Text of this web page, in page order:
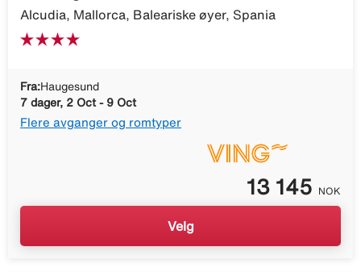
Alcudia, Mallorca, Baleariske øyer, Spania
Fra:Haugesund
7 dager, 2 Oct - 9 Oct
Flere avganger og romtyper
13 145 NOK
Velg